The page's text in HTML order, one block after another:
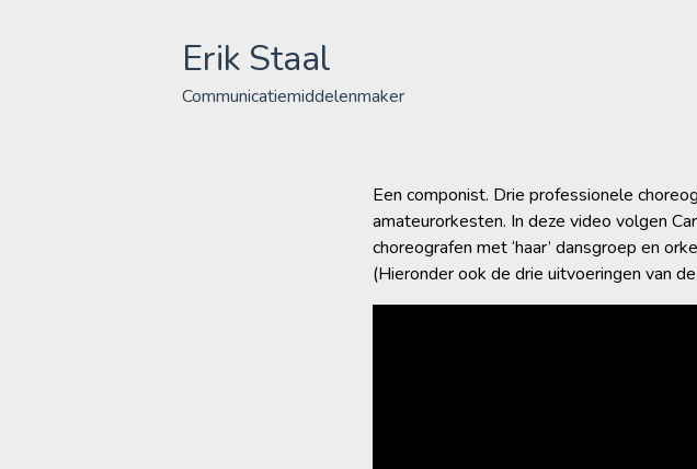
Erik Staal
Communicatiemiddelenmaker
Een componist. Drie professionele
amateurorkesten. In deze video volgen
choreografen met ‘haar’ dansgroep en
(Hieronder ook de drie uitvoeringen van